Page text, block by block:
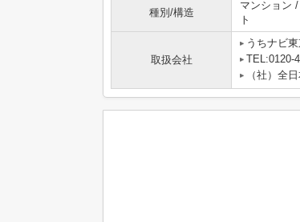
種別/構造
マンション
ト
取扱会社
うちナビ
TEL:0120-
（社）全